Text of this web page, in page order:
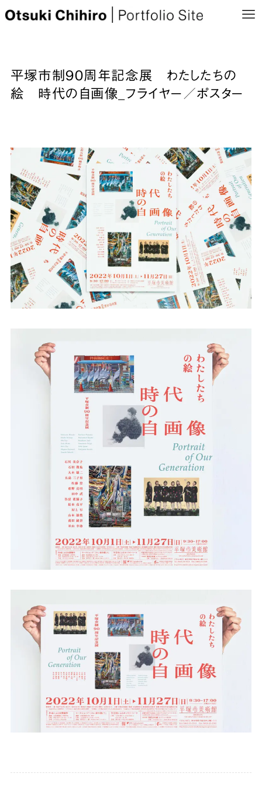
平塚市制90周年記念展 わたしたちの
絵 時代の自画像_フライヤー／ポスター